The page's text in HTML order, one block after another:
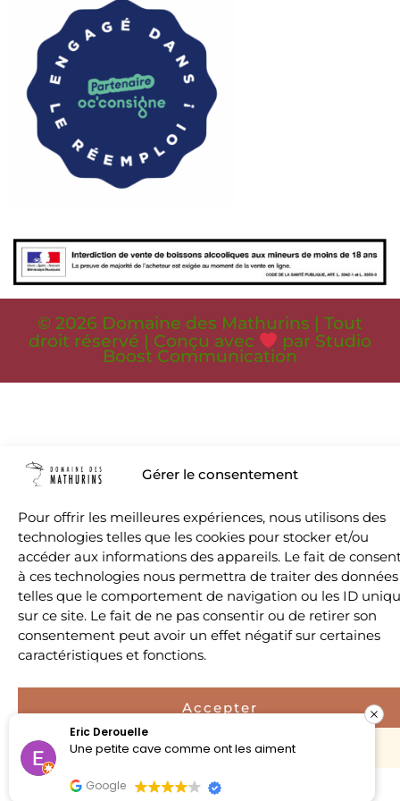
Gérer le consentement
Pour offrir les meilleures expériences, nous utilisons des
technologies telles que les cookies pour stocker et/ou
accéder aux informations des appareils. Le fait de
à ces technologies nous permettra de traiter des données
telles que le comportement de navigation ou les ID
sur ce site. Le fait de ne pas consentir ou de retirer son
consentement peut avoir un effet négatif sur certaines
caractéristiques et fonctions.
Accepter
Refuser
Politique de confidentialité
© 2026 Domaine des Mathurins | Tout
droit réservé | Conçu avec
par Studio
Boost Communication
Eric Derouelle
Une petite cave comme ont les aiment
Google